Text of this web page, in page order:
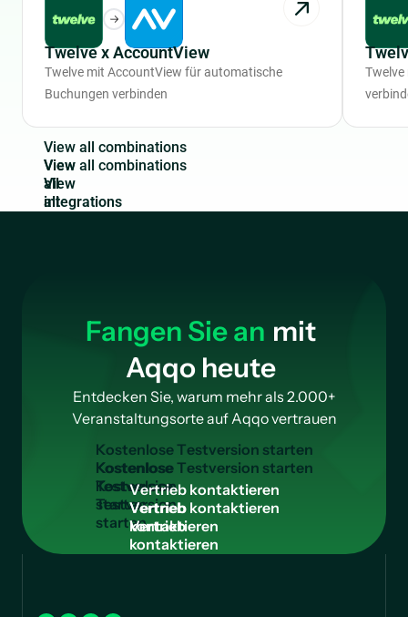
Twelve x AccountView
Twelve mit AccountView für automatische
Buchungen verbinden
View a combinations
View
all
integrations
Fangen Sie an mit
Aqqo heute
Entdecken Sie, warum mehr als 2.000+
Veranstaltungsorte auf Aqqo vertrauen
KostenloseTestversion starten
Kostenlose
Testversion
starten
Vertrieb kontaktieren
Vertrieb
kontaktieren